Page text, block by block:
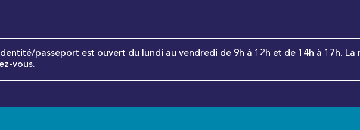
passeport est ouvert du lundi au vendredi de 9h à 12h et de 14h à 17h.
vous.